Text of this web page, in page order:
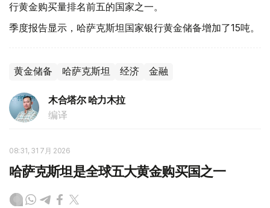
行黄金购买量排名前五的国家之一。
季度报告显示，哈萨克斯坦国家银行黄金储备增加了15吨。
黄金储备 哈萨克斯坦 经济 金融
木合塔尔 哈力木拉
编译
08:31, 31 7月 2026
哈萨克斯坦是全球五大黄金购买国之一